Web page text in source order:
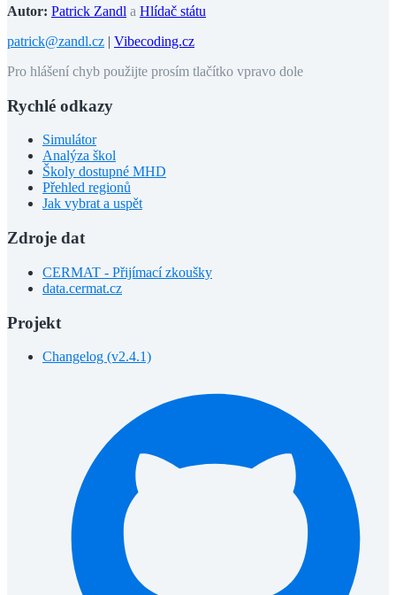
Autor: Patrick Zandl a Hlídač státu
patrick@zandl.cz | Vibecoding.cz
Pro hlášení chyb použijte prosím tlačítko vpravo dole
Rychlé odkazy
Simulátor
Analýza škol
Školy dostupné MHD
Přehled regionů
Jak vybrat a uspět
Zdroje dat
CERMAT - Přijímací zkoušky
data.cermat.cz
Projekt
Changelog (v2.4.1)